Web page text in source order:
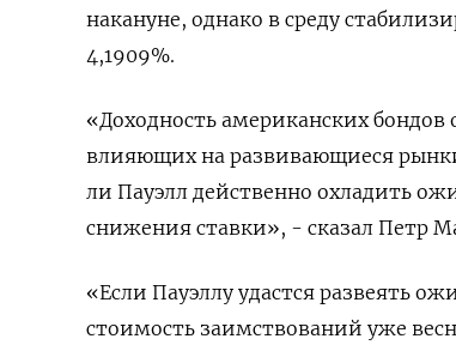
накануне, однако в среду
4,1909%.
«Доходность американских
влияющих на развивающиеся
ли Пауэлл действенно охладить
снижения ставки», - сказал Петр
«Если Пауэллу удастся развеять
стоимость заимствований уже